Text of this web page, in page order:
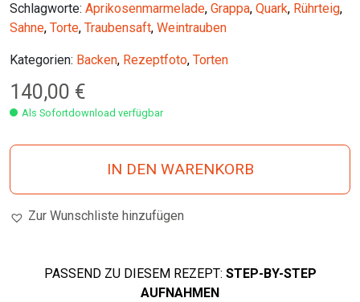
Schlagworte: Aprikosenmarmelade, Grappa, Quark, Rührteig,
Sahne, Torte, Traubensaft, Weintrauben
Kategorien: Backen, Rezeptfoto, Torten
140,00 €
Als Sofortdownload verfügbar
IN DEN WARENKORB
Zur Wunschliste hinzufügen
PASSEND ZU DIESEM REZEPT: STEP-BY-STEP
AUFNAHMEN